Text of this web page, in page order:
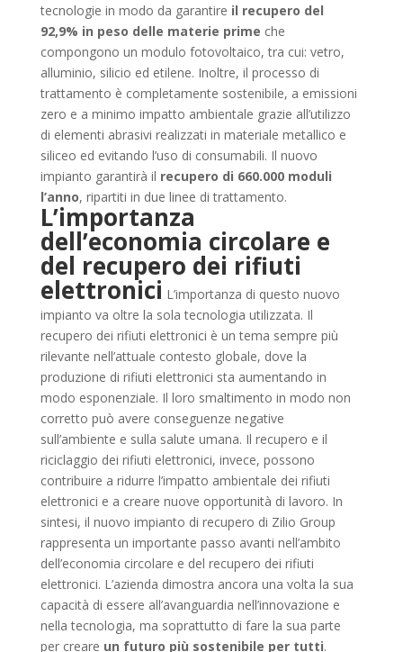
tecnologie in modo da garantire il recupero del
92,9% in peso delle materie prime che
compongono un modulo fotovoltaico, tra cui: vetro,
alluminio, silicio ed etilene. Inoltre, il processo di
trattamento è completamente sostenibile, a emissioni
zero e a minimo impatto ambientale grazie all’utilizzo
di elementi abrasivi realizzati in materiale metallico e
siliceo ed evitando l’uso di consumabili. Il nuovo
impianto garantirà il recupero di 660.000 moduli
l’anno, ripartiti in due linee di trattamento.
L’importanza
dell’economia circolare e
del recupero dei rifiuti
elettronici L’importanza di questo nuovo
impianto va oltre la sola tecnologia utilizzata. Il
recupero dei rifiuti elettronici è un tema sempre più
rilevante nell’attuale contesto globale, dove la
produzione di rifiuti elettronici sta aumentando in
modo esponenziale. Il loro smaltimento in modo non
corretto può avere conseguenze negative
sull’ambiente e sulla salute umana. Il recupero e il
riciclaggio dei rifiuti elettronici, invece, possono
contribuire a ridurre l’impatto ambientale dei rifiuti
elettronici e a creare nuove opportunità di lavoro. In
sintesi, il nuovo impianto di recupero di Zilio Group
rappresenta un importante passo avanti nell’ambito
dell’economia circolare e del recupero dei rifiuti
elettronici. L’azienda dimostra ancora una volta la sua
capacità di essere all’avanguardia nell’innovazione e
nella tecnologia, ma soprattutto di fare la sua parte
per creare un futuro più sostenibile per tutti.